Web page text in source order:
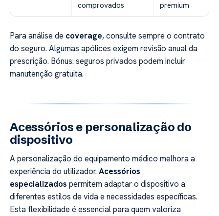
comprovados
premium
Para análise de coverage, consulte sempre o contrato
do seguro. Algumas apólices exigem revisão anual da
prescrição. Bónus: seguros privados podem incluir
manutenção gratuita.
Acessórios e personalização do
dispositivo
A personalização do equipamento médico melhora a
experiência do utilizador.Acessórios
especializados permitem adaptar o dispositivo a
diferentes estilos de vida e necessidades específicas.
Esta flexibilidade é essencial para quem valoriza